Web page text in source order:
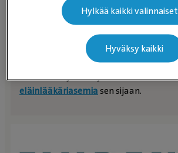
eläinlääkäriasemiasen sijaan.
Hylkää kaikki valinnaiset
Hyväksy kaikki